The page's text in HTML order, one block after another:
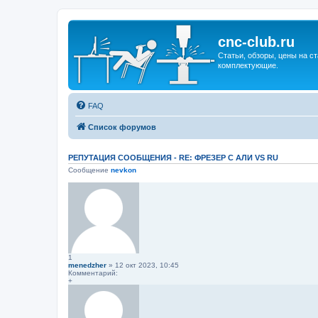
cnc-club.ru
Статьи, обзоры, цены на
комплектующие.
FAQ
Список форумов
РЕПУТАЦИЯ СООБЩЕНИЯ - RE: ФРЕЗЕР С АЛИ VS RU
Сообщение nevkon
1
menedzher » 12 окт 2023, 10:45
Комментарий:
+